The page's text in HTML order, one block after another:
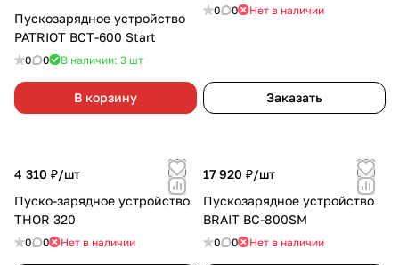
Пускозарядное устройство
PATRIOT BCT-600 Start
0 0 В наличии: 3 шт
В корзину
0 0 Нет в наличии
Заказать
4 310 ₽/шт
Пуско-зарядное устройство
THOR 320
0 0 Нет в наличии
17 920 ₽/шт
Пускозарядное устройство
BRAIT BC-800SM
0 0 Нет в наличии